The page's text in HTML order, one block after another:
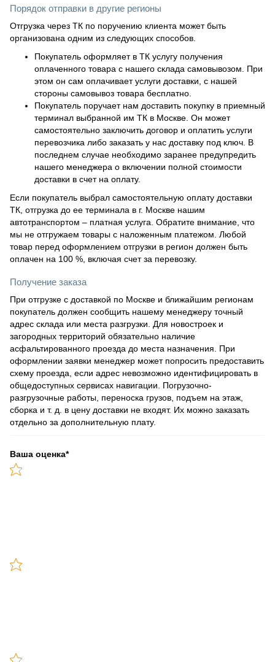
Порядок отправки в другие регионы
Отгрузка через ТК по поручению клиента может быть
организована одним из следующих способов.
Покупатель оформляет в ТК услугу получения
оплаченного товара с нашего склада самовывозом. При
этом он сам оплачивает услуги доставки, с нашей
стороны самовывоз товара бесплатно.
Покупатель поручает нам доставить покупку в приемный
терминал выбранной им ТК в Москве. Он может
самостоятельно заключить договор и оплатить услуги
перевозчика либо заказать у нас доставку под ключ. В
последнем случае необходимо заранее предупредить
нашего менеджера о включении полной стоимости
доставки в счет на оплату.
Если покупатель выбрал самостоятельную оплату доставки
ТК, отгрузка до ее терминала в г. Москве нашим
автотранспортом – платная услуга. Обратите внимание, что
мы не отгружаем товары с наложенным платежом. Любой
товар перед оформлением отгрузки в регион должен быть
оплачен на 100 %, включая счет за перевозку.
Получение заказа
При отгрузке с доставкой по Москве и ближайшим регионам
покупатель должен сообщить нашему менеджеру точный
адрес склада или места разгрузки. Для новостроек и
загородных территорий обязательно наличие
асфальтированного проезда до места назначения. При
оформлении заявки менеджер может попросить предоставить
схему проезда, если адрес невозможно идентифицировать в
общедоступных сервисах навигации. Погрузочно-
разгрузочные работы, переноска грузов, подъем на этаж,
сборка и т. д. в цену доставки не входят. Их можно заказать
отдельно за дополнительную плату.
Ваша оценка*